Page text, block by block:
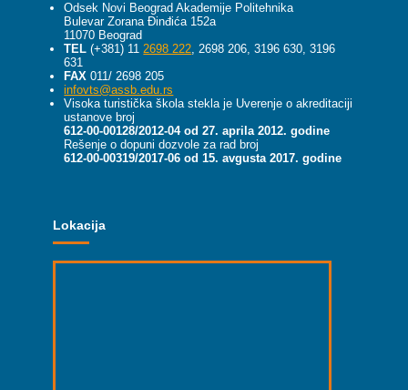
Odsek Novi Beograd Akademije Politehnika
Bulevar Zorana Đinđića 152a
11070 Beograd
TEL (+381) 112698 222, 2698 206, 3196 630, 3196
631
FAX 011/ 2698 205
infovts@assb.edu.rs
Visoka turistička škola stekla je Uverenje o akreditaciji
ustanove broj
612-00-00128/2012-04 od 27. aprila 2012. godine
Rešenje o dopuni dozvole za rad broj
612-00-00319/2017-06 od 15. avgusta 2017. godine
Lokacija